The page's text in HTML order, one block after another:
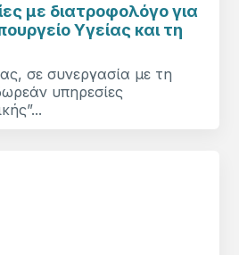
με διατροφολόγο για
Υγείας και τη
σε συνεργασία με τη
υπηρεσίες